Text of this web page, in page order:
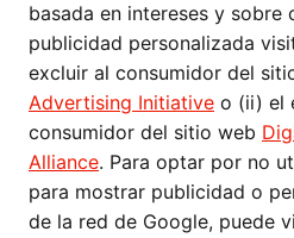
basada en intereses y sobre
publicidad personalizada
excluir al consumidor del
Advertising Initiative o (ii) el
consumidor del sitio web
Alliance. Para optar por no
para mostrar publicidad o
de la red de Google, puede